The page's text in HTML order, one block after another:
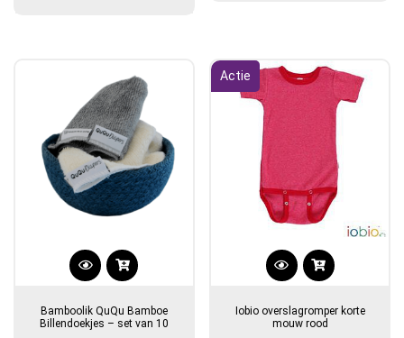
Bamboolik QuQu Bamboe
Billendoekjes – set van 10
Actie
Dit
heeft
Iobio overslagromper korte
mouw rood